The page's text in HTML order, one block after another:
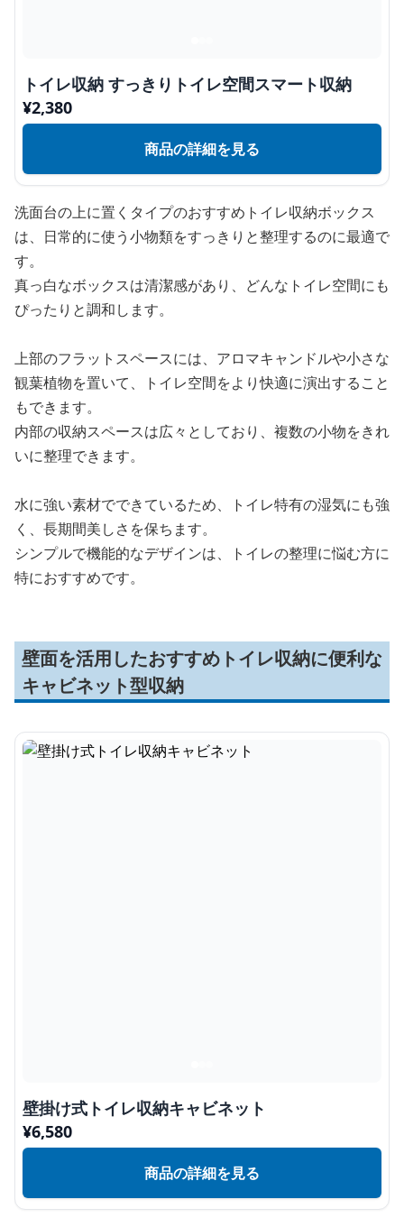
トイレ収納 すっきりトイレ空間スマート収納
¥2,380
商品の詳細を見る
洗面台の上に置くタイプのおすすめトイレ収納ボックス
は、日常的に使う小物類をすっきりと整理するのに最適で
す。
真っ白なボックスは清潔感があり、どんなトイレ空間にも
ぴったりと調和します。
上部のフラットスペースには、アロマキャンドルや小さな
観葉植物を置いて、トイレ空間をより快適に演出すること
もできます。
内部の収納スペースは広々としており、複数の小物をきれ
いに整理できます。
水に強い素材でできているため、トイレ特有の湿気にも強
く、長期間美しさを保ちます。
シンプルで機能的なデザインは、トイレの整理に悩む方に
特におすすめです。
壁面を活用したおすすめトイレ収納に便利な
キャビネット型収納
壁掛け式トイレ収納キャビネット
¥6,580
商品の詳細を見る